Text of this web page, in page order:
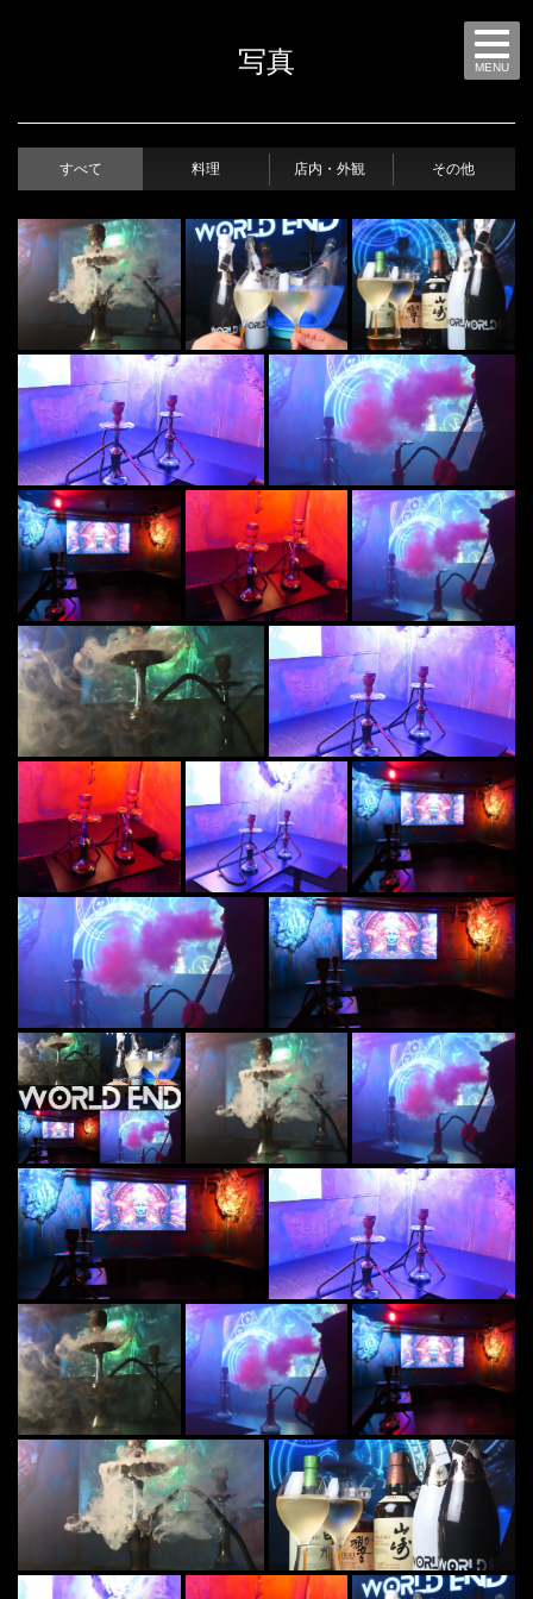
MENU
写真
すべて 料理 店内・外観 その他
この店舗情報をシェアする
写真 | World End 秋葉原シーシャ
東京都千代田区外神田３-10-7 LANDPOOL秋葉原 3階
https://worldend.owst.jp/gallery
お店情報をコピー